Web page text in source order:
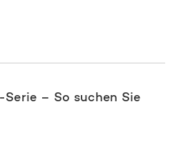
Serie – So suchen Sie